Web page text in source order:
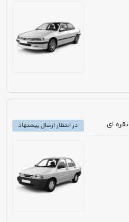
در انتظار ارسال پیشنهاد